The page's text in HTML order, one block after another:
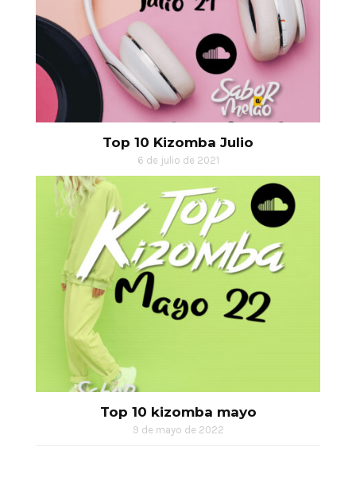
Top 10 Kizomba Julio
6 de julio de 2021
Top 10 kizomba mayo
9 de mayo de 2022